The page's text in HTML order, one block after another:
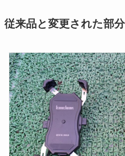
従来品と変更された部分